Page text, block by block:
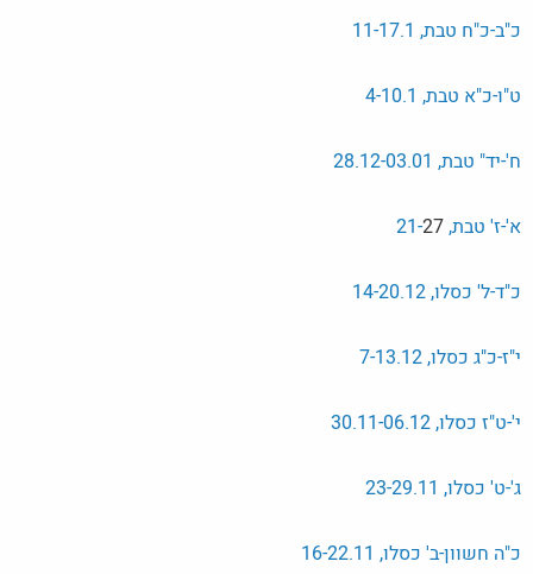
כ"ב-כ"ח טבת, 11-17.1
ט"ו-כ"א טבת, 4-10.1
ח'-יד" טבת, 28.12-03.01
א'-ז' טבת, 21-27
כ"ד-ל' כסלו, 14-20.12
י"ז-כ"ג כסלו, 7-13.12
י'-ט"ז כסלו, 30.11-06.12
ג'-ט' כסלו, 23-29.11
כ"ה חשוון-ב' כסלו, 16-22.11